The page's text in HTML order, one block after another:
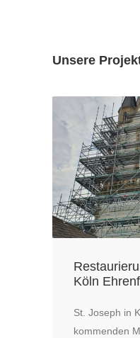
Unsere
Köln
St. Joseph in
kommenden